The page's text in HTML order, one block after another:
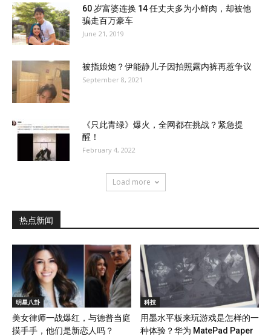
60 岁富婆连换 14 任丈夫多为小鲜肉，却被他
骗走百万豪车
June 21, 2019
被指娘炮？伊能静儿子因拍照露内裤再惹争议
September 8, 2021
《只此青绿》爆火，全网都在挑战？紧急提
醒！
February 4, 2022
Load more
热点新闻
明星八卦
美女律师一战爆红，与德普当庭
摸手手，他们是新恋人吗？
科技
用墨水平板来玩游戏是怎样的一
种体验？华为 MatePad Paper